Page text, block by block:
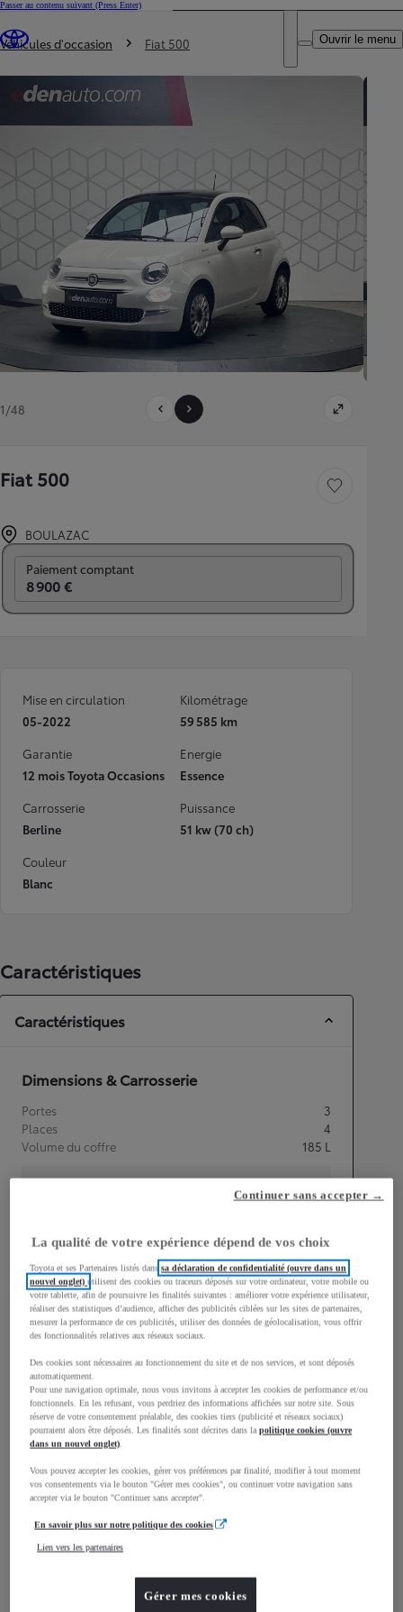
Passer au contenu suivant (Press Enter)
Trouvez un partenaire Toyota
DEALER NAME
Ouvrir le menu
Vous êtes ici
Véhicules d'occasion Fiat 500
1/48
Fiat 500 Sauvegarder le
BOULAZAC
Paiement comptant
8 900 €
Mise en circulation
05-2022
Kilométrage
59 585 km
Garantie
12 mois Toyota Occasions
Energie
Essence
Carrosserie
Berline
Puissance
51 kw (70 ch)
Couleur
Blanc
Caractéristiques
Caractéristiques
Dimensions & Carrosserie
Portes
3
Places
4
Volume du coffre
185 L
Longueur
3 571mm
Hauteur
1 488
mm
Consommation mixte
La qualité de votre expérience dépend de vos choix
Toyota et ses Partenaires listés danssa déclaration de confidentialité (ouvre dans un
nouvel onglet)utilisent des cookies ou traceurs déposés sur votre ordinateur, votre mobile ou
votre tablette, afin de poursuivre les finalités suivantes : améliorer votre expérience utilisateur,
réaliser des statistiques d’audience, afficher des publicités ciblées sur les sites de partenaires,
mesurer la performance de ces publicités, utiliser des données de géolocalisation, vous offrir
des fonctionnalités relatives aux réseaux sociaux.
Des cookies sont nécessaires au fonctionnement du site et de nos services, et sont déposés
automatiquement.
Pour une navigation optimale, nous vous invitons à accepter les cookies de performance et/ou
fonctionnels. En les refusant, vous perdriez des informations affichées sur notre site. Sous
réserve de votre consentement préalable, des cookies tiers (publicité et réseaux sociaux)
pourraient alors être déposés. Les finalités sont décrites dans lapolitique cookies (ouvre
dans un nouvel onglet).
Vous pouvez accepter les cookies, gérer vos préférences par finalité, modifier à tout moment
vos consentements via le bouton "Gérer mes cookies", ou continuer votre navigation sans
accepter via le bouton "Continuer sans accepter".
En savoir plus sur notre politique des cookies
Lien vers les partenaires
Gérer mes cookies
Continuer sans accepter →